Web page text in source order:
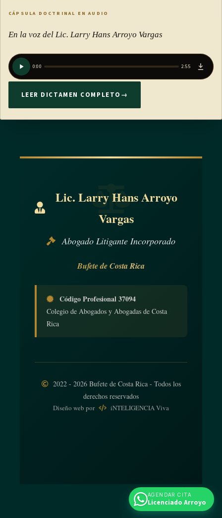
CÁPSULA DOCTRINAL EN AUDIO
En la voz del Lic. Larry Hans Arroyo Vargas
0:00 2:55
LEER DICTAMEN COMPLETO →
Lic. Larry Hans Arroyo
Vargas
Abogado Litigante Incorporado
Bufete de Costa Rica
Código Profesional 37094
Colegio de Abogados y Abogadas de Costa
Rica
2022 - 2026 Bufete de Costa Rica - Todos los
derechos reservados
Diseño web por iNTELIGENCIA Viva
AGENDAR CITA
Licenciado Arroyo